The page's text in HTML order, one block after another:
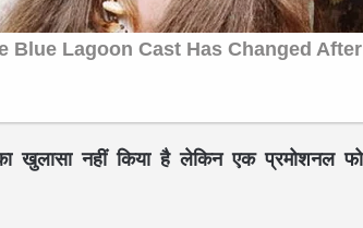
नहीं किया है लेकिन एक प्रमोशनल